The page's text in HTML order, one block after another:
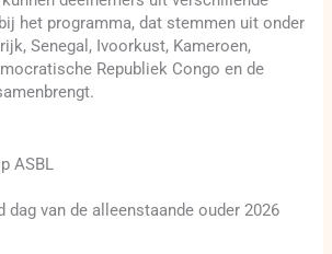
het programma, dat stemmen uit onder
Senegal, Ivoorkust, Kameroen,
Republiek Congo en de
ASBL
dag van de alleenstaande ouder 2026